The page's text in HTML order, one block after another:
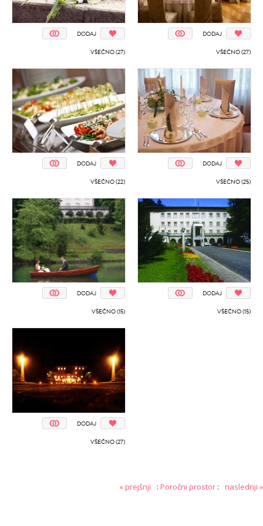
DODAJ
VŠEČNO (27)
DODAJ
VŠEČNO (27)
DODAJ
VŠEČNO (22)
DODAJ
VŠEČNO (25)
DODAJ
VŠEČNO (15)
DODAJ
VŠEČNO (15)
DODAJ
VŠEČNO (27)
« prejšnji : Poročni prostor : naslednji »